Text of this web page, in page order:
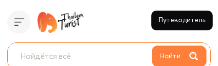
Найти
Путеводитель